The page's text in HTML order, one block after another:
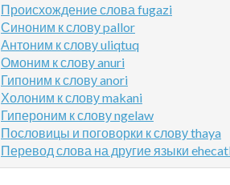
Происхождение слова fugazi
Синоним к слову pallor
Антоним к слову uliqtuq
Омоним к слову anuri
Гипоним к слову anori
Холоним к слову makani
Гипероним к слову ngelaw
Пословицы и поговорки к слову thaya
Перевод слова на другие языки